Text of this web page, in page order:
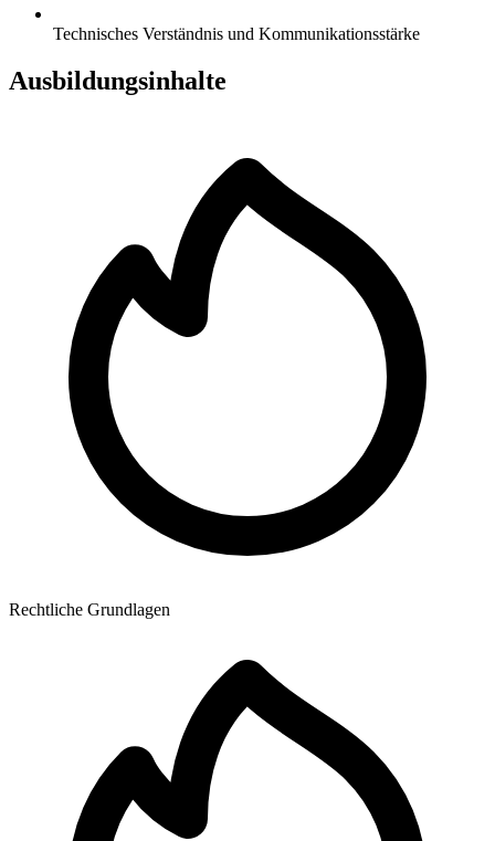
Technisches Verständnis und Kommunikationsstärke
Ausbildungsinhalte
Rechtliche Grundlagen